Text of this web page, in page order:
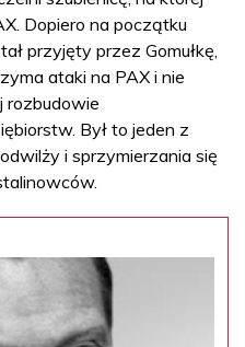
Dopiero na początku
przyjęty przez Gomułkę,
ataki na PAX i nie
rozbudowie
Był to jeden z
i sprzymierzania się